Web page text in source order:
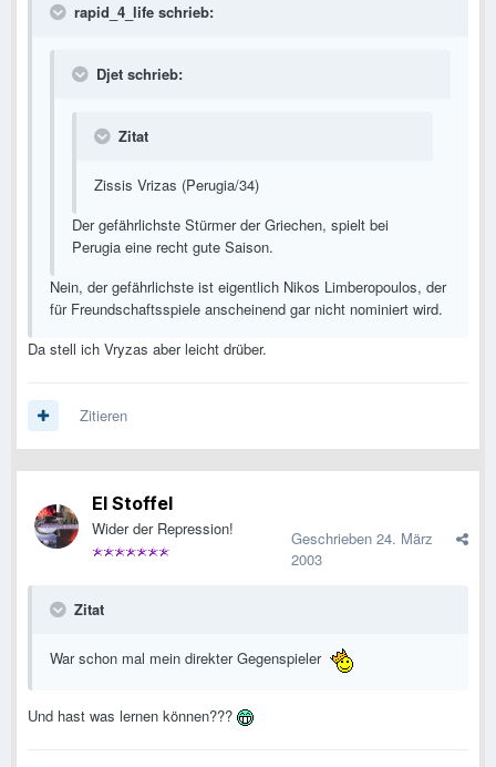
rapid_4_life schrieb:
Djet schrieb:
Zitat
Zissis Vrizas (Perugia/34)
Der gefährlichste Stürmer der Griechen, spielt bei
Perugia eine recht gute Saison.
Nein, der gefährlichste ist eigentlich Nikos Limberopoulos, der
für Freundschaftsspiele anscheinend gar nicht nominiert wird.
Da stell ich Vryzas aber leicht drüber.
Zitieren
El Stoffel
Wider der Repression! Geschrieben 24. März
2003
Zitat
War schon mal mein direkter Gegenspieler
Und hast was lernen können???